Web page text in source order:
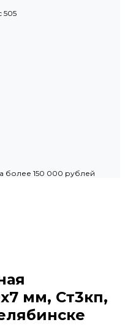
505
более 150 000 рублей
мм, Ст3кп,